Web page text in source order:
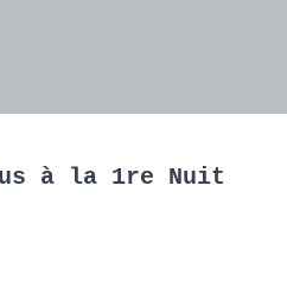
à la 1re Nuit